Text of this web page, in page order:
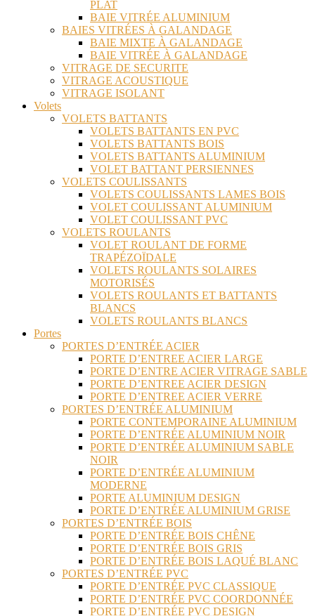
PLAT
BAIE VITRÉE ALUMINIUM
BAIES VITRÉES À GALANDAGE
BAIE MIXTE À GALANDAGE
BAIE VITRÉE À GALANDAGE
VITRAGE DE SECURITE
VITRAGE ACOUSTIQUE
VITRAGE ISOLANT
Volets
VOLETS BATTANTS
VOLETS BATTANTS EN PVC
VOLETS BATTANTS BOIS
VOLETS BATTANTS ALUMINIUM
VOLET BATTANT PERSIENNES
VOLETS COULISSANTS
VOLETS COULISSANTS LAMES BOIS
VOLET COULISSANT ALUMINIUM
VOLET COULISSANT PVC
VOLETS ROULANTS
VOLET ROULANT DE FORME
TRAPÉZOÏDALE
VOLETS ROULANTS SOLAIRES
MOTORISÉS
VOLETS ROULANTS ET BATTANTS
BLANCS
VOLETS ROULANTS BLANCS
Portes
PORTES D’ENTRÉE ACIER
PORTE D’ENTREE ACIER LARGE
PORTE D’ENTRE ACIER VITRAGE SABLE
PORTE D’ENTREE ACIER DESIGN
PORTE D’ENTREE ACIER VERRE
PORTES D’ENTRÉE ALUMINIUM
PORTE CONTEMPORAINE ALUMINIUM
PORTE D’ENTRÉE ALUMINIUM NOIR
PORTE D’ENTRÉE ALUMINIUM SABLE
NOIR
PORTE D’ENTRÉE ALUMINIUM
MODERNE
PORTE ALUMINIUM DESIGN
PORTE D’ENTRÉE ALUMINIUM GRISE
PORTES D’ENTRÉE BOIS
PORTE D’ENTRÉE BOIS CHÊNE
PORTE D’ENTRÉE BOIS GRIS
PORTE D’ENTRÉE BOIS LAQUÉ BLANC
PORTES D’ENTRÉE PVC
PORTE D’ENTRÉE PVC CLASSIQUE
PORTE D’ENTRÉE PVC COORDONNÉE
PORTE D’ENTRÉE PVC DESIGN